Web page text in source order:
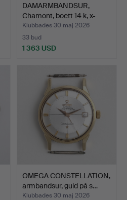
DAMARMBANDSUR,
Chamont, boett 14 k, x-
länk…
Klubbades 30 maj 2026
33 bud
1 363 USD
OMEGA CONSTELLATION,
armbandsur, guld på s…
Klubbades 30 maj 2026